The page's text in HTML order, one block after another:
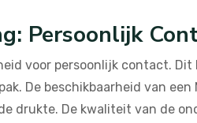
Persoonlijk
voor persoonlijk contact.
De beschikbaarheid van
drukte. De kwaliteit van de